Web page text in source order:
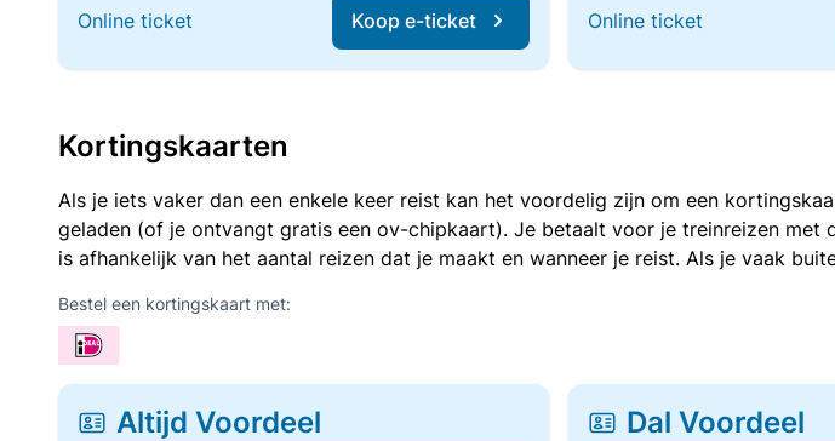
Online ticket Koop e-ticket Online ticket
Kortingskaarten
Als je iets vaker dan een enkele keer reist kan het voordelig zijn om een
geladen (of je ontvangt gratis een ov-chipkaart). Je betaalt voor je treinreizen
is afhankelijk van het aantal reizen dat je maakt en wanneer je reist. Als je vaak
Bestel een kortingskaart met:
Altijd Voordeel Dal Voordeel